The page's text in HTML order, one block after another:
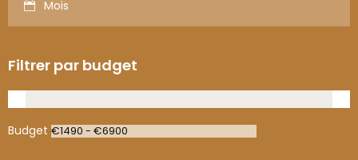
Mois
Filtrer par budget
Budget